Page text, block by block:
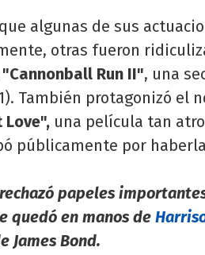
algunas de sus
otras fueron
"Cannonball Run II", una
También protagonizó el
Love", una película tan
públicamente por
papeles
quedó en manos de
James Bond.